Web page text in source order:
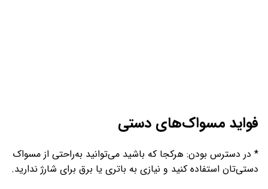
فواید مسواک‌های دستی
* در دسترس بودن: هرکجا که باشید می‌توانید به‌راحتی از مسواک
دستی‌تان استفاده کنید و نیازی به باتری یا برق برای شارژ ندارید.